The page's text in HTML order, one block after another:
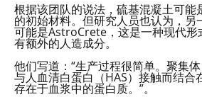
根据该团队的说法，硫基混凝土可能
的初始材料。但研究人员也认为，另
可能是AstroCrete，这是一种现代形
有额外的人造成分。
他们写道：“生产过程很简单。聚集
与人血清白蛋白（HAS）接触而结合
存在于血浆中的蛋白质。”。